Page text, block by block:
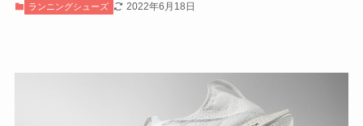
ランニングシューズ 2022年6月18日